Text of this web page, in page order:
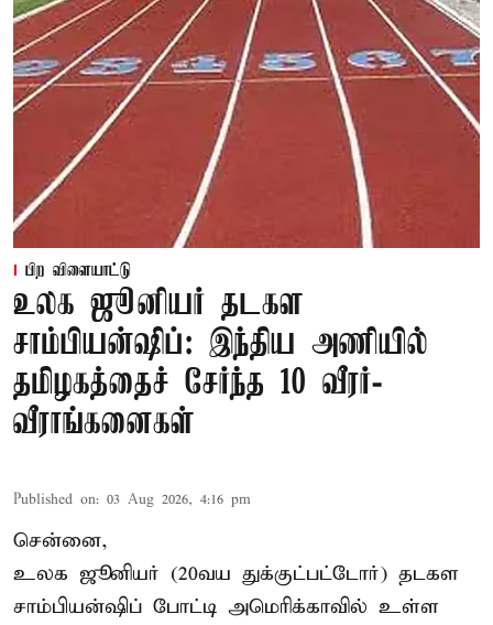
பிற விளையாட்டு
உலக ஜூனியர் தடகள
சாம்பியன்ஷிப்: இந்திய அணியில்
தமிழகத்தைச் சேர்ந்த 10 வீரர்-
வீராங்கனைகள்
Published on: 03 Aug 2026, 4:16 pm
சென்னை,
உலக ஜூனியர் (20வய துக்குட்பட்டோர்) தடகள
சாம்பியன்ஷிப் போட்டி அமெரிக்காவில் உள்ள